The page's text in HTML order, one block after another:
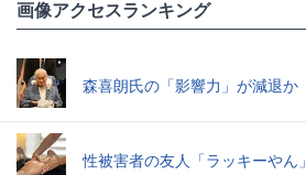
画像アクセスランキング
森喜朗氏の「影響力」が減退か
性被害者の友人「ラッキーやん」